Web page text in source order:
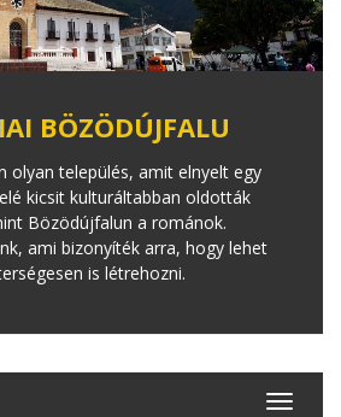
BÖZÖDÚJFALU
olyan település, amit elnyelt egy
kicsit kulturáltabban oldották
Bözödújfalun a románok.
ami bizonyíték arra, hogy lehet
is létrehozni.
Toggle